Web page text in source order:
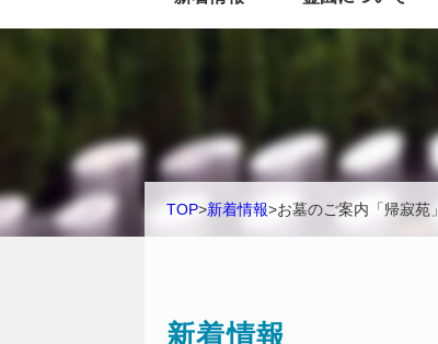
TOP>新着情報>お墓のご案内「帰寂苑」
新着情報